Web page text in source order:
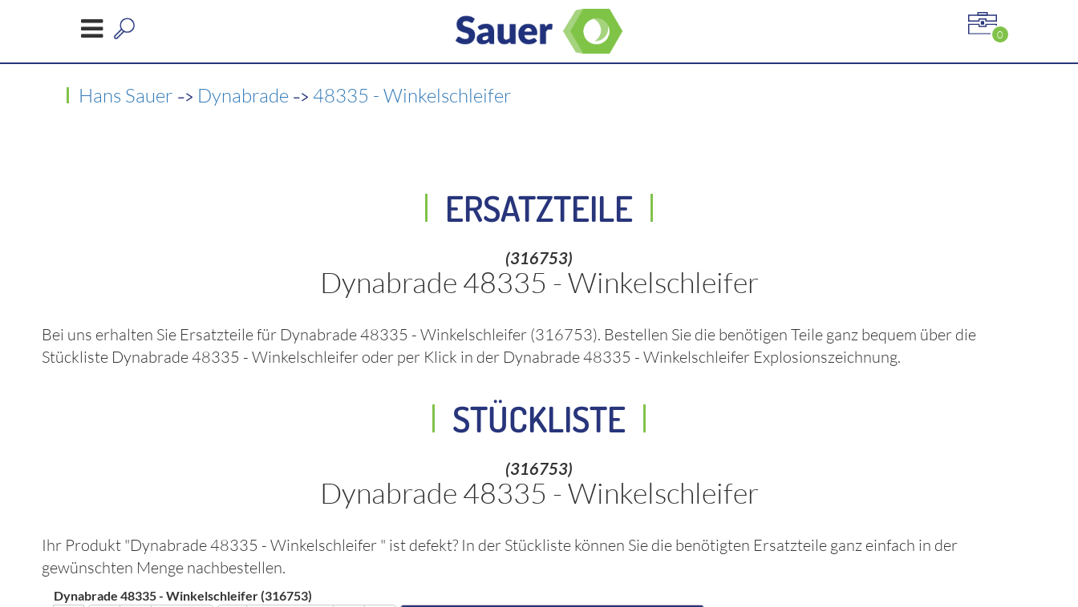
0
Hans Sauer -> Dynabrade ->48335 - Winkelschleifer
ERSATZTEILE
(316753)
Dynabrade 48335 - Winkelschleifer
Bei uns erhalten Sie Ersatzteile für Dynabrade 48335 - Winkelschleifer (316753). Bestellen Sie die benötigen Teile ganz bequem über die
Stückliste Dynabrade 48335 - Winkelschleifer oder per Klick in der Dynabrade 48335 - Winkelschleifer Explosionszeichnung.
STÜCKLISTE
(316753)
Dynabrade 48335 - Winkelschleifer
Ihr Produkt "Dynabrade 48335 - Winkelschleifer " ist defekt? In der Stückliste können Sie die benötigten Ersatzteile ganz einfach in der
gewünschten Menge nachbestellen.
Dynabrade 48335 - Winkelschleifer (316753)